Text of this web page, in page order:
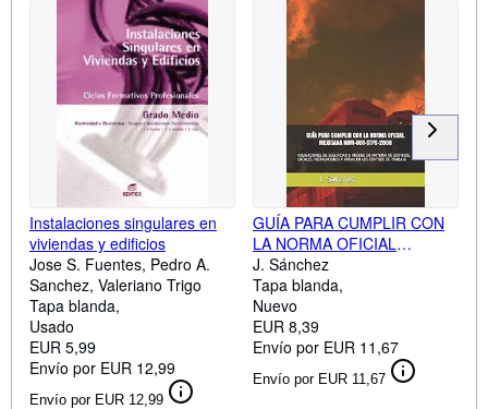
Instalaciones singulares en
viviendas y edificios
Jose S. Fuentes, Pedro A.
Sanchez, Valeriano Trigo
Tapa blanda
Usado
EUR 5,99
Envío por EUR 12,99
Envío por EUR 12,99
GUÍA PARA CUMPLIR CON
LA NORMA OFICIAL
MEXICANA NOM-001-STPS-
2008: OBLIGACIONES DE
SEGURIDAD E HIGIENE EN
MATERIA DE EDIFICIOS,
LOCALES, INSTALACIONES
Y ÁREAS EN LOS CENTROS
DE TRABAJO
J. Sánchez
Tapa blanda
Nuevo
EUR 8,39
Envío por EUR 11,67
Envío por EUR 11,67